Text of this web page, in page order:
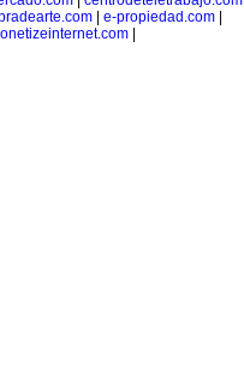
| e-propiedad.com|
|